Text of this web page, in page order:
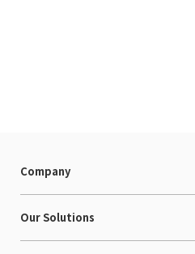
Company
About us
カルチャー
Our Solutions